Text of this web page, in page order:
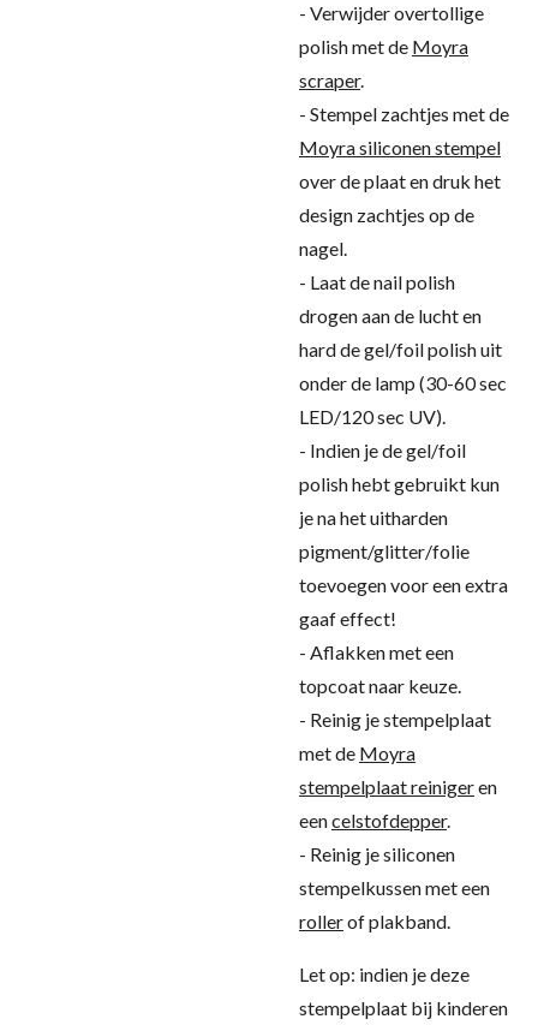
- Verwijder overtollige
polish met de Moyra
scraper.
- Stempel zachtjes met de
Moyra siliconen stempel
over de plaat en druk het
design zachtjes op de
nagel.
- Laat de nail polish
drogen aan de lucht en
hard de gel/foil polish uit
onder de lamp (30-60 sec
LED/120 sec UV).
- Indien je de gel/foil
polish hebt gebruikt kun
je na het uitharden
pigment/glitter/folie
toevoegen voor een extra
gaaf effect!
- Aflakken met een
topcoat naar keuze.
- Reinig je stempelplaat
met de Moyra
stempelplaat reinigeren
eencelstofdepper.
- Reinig je siliconen
stempelkussen met een
rollerof plakband.
Let op: indien je deze
stempelplaat bij kinderen